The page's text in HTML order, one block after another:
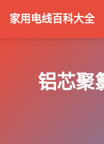
家用电线百科大全
铝芯聚